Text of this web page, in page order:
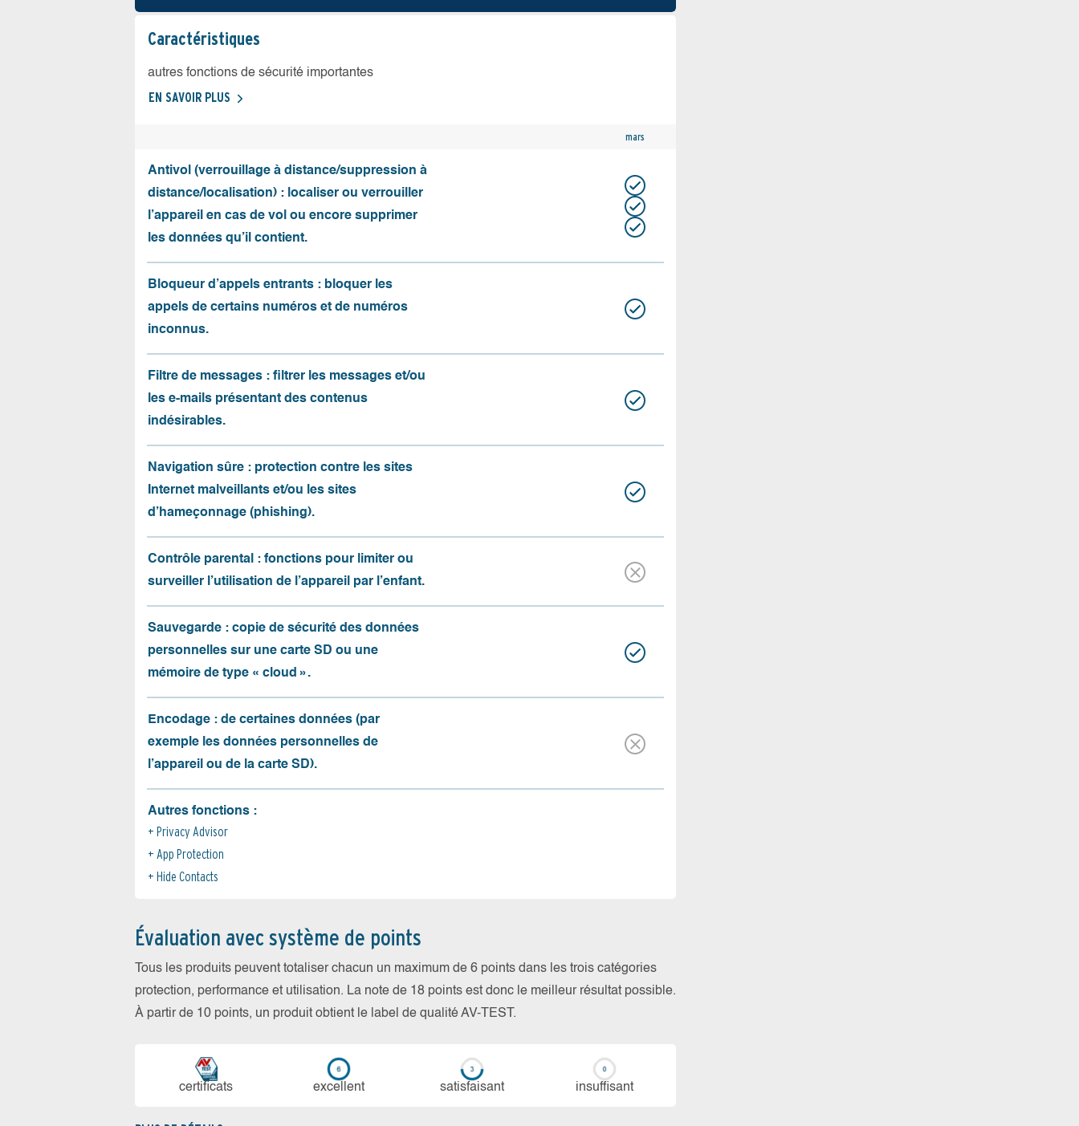
Caractéristiques
autres fonctions de sécurité importantes
EN SAVOIR PLUS
mars
Antivol (verrouillage à distance/suppression à
distance/localisation) : localiser ou verrouiller
l’appareil en cas de vol ou encore supprimer
les données qu’il contient.
Bloqueur d’appels entrants : bloquer les
appels de certains numéros et de numéros
inconnus.
Filtre de messages : filtrer les messages et/ou
les e-mails présentant des contenus
indésirables.
Navigation sûre : protection contre les sites
Internet malveillants et/ou les sites
d’hameçonnage (phishing).
Contrôle parental : fonctions pour limiter ou
surveiller l’utilisation de l’appareil par l’enfant.
Sauvegarde : copie de sécurité des données
personnelles sur une carte SD ou une
mémoire de type « cloud ».
Encodage : de certaines données (par
exemple les données personnelles de
l’appareil ou de la carte SD).
Autres fonctions :
Privacy Advisor
App Protection
Hide Contacts
Évaluation avec système de points
Tous les produits peuvent totaliser chacun un maximum de 6 points dans les trois catégories
protection, performance et utilisation. La note de 18 points est donc le meilleur résultat possible.
À partir de 10 points, un produit obtient le label de qualité AV-TEST.
certi­ficats ex­cellent sa­tis­fai­sant in­suf­fi­sant